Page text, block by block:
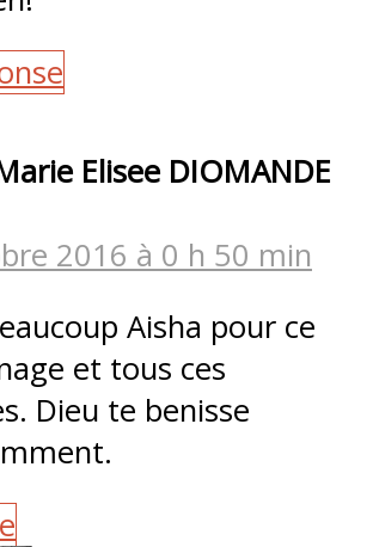
Elisee DIOMANDE
2016 à 0 h 50 min
Aisha pour ce
et tous ces
Dieu te benisse